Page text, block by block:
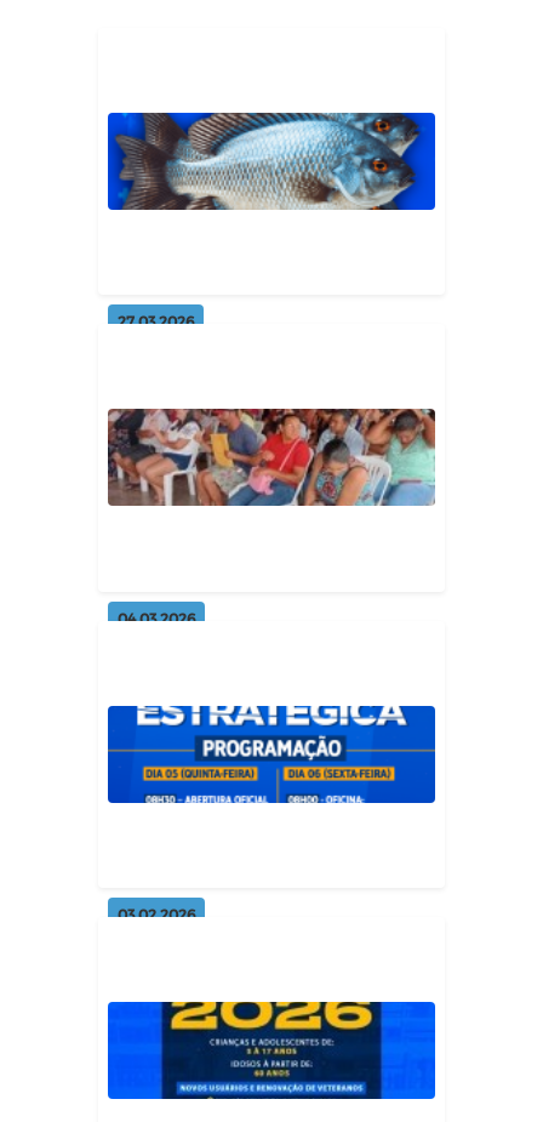
27.03.2026
ENTREGA DO PEIXE DA SEMANA
SANTA ✨🐟
04.03.2026
Prefeitura municipal realiza
cadastramento para entrega de
03.02.2026
SUAS Damião promove Jornada
Estratégica de Planejamento 🤝